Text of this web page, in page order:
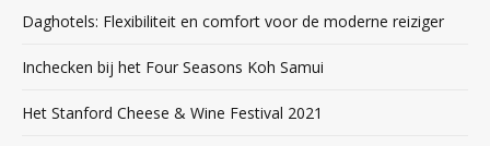
Daghotels: Flexibiliteit en comfort voor de moderne reiziger
Inchecken bij het Four Seasons Koh Samui
Het Stanford Cheese & Wine Festival 2021